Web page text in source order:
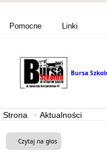
Pomocne Linki
Bursa
Strona Aktualności
Czytaj na głos